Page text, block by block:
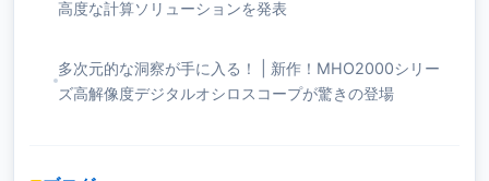
高度な計算ソリューションを発表
多次元的な洞察が手に入る！ | 新作！MHO2000シリー
ズ高解像度デジタルオシロスコープが驚きの登場